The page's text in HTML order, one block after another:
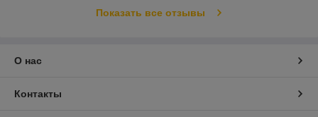
Показать все отзывы
О нас
Контакты